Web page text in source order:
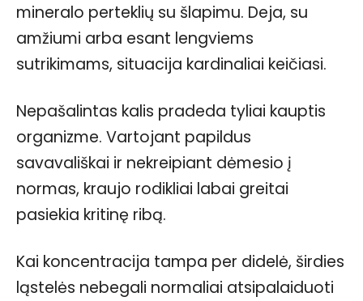
mineralo perteklių su šlapimu. Deja, su
amžiumi arba esant lengviems
sutrikimams, situacija kardinaliai keičiasi.
Nepašalintas kalis pradeda tyliai kauptis
organizme. Vartojant papildus
savavališkai ir nekreipiant dėmesio į
normas, kraujo rodikliai labai greitai
pasiekia kritinę ribą.
Kai koncentracija tampa per didelė, širdies
ląstelės nebegali normaliai atsipalaiduoti